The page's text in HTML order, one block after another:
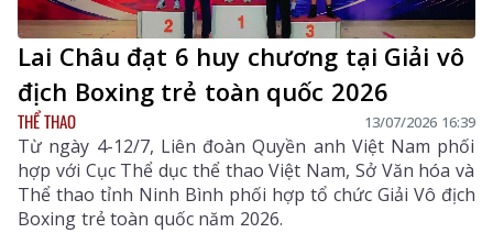
Lai Châu đạt 6 huy chương tại Giải vô
địch Boxing trẻ toàn quốc 2026
THỂ THAO 13/07/2026 16:39
Từ ngày 4-12/7, Liên đoàn Quyền anh Việt Nam phối
hợp với Cục Thể dục thể thao Việt Nam, Sở Văn hóa và
Thể thao tỉnh Ninh Bình phối hợp tổ chức Giải Vô địch
Boxing trẻ toàn quốc năm 2026.